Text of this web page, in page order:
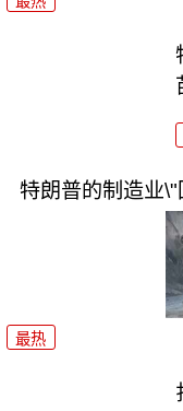
特朗普的制造业\"
最热